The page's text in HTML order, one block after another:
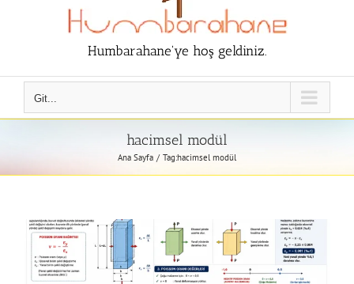
Humbarahane'ye hoş geldiniz.
Git...
hacimsel modül
Ana Sayfa Tag:hacimsel modül